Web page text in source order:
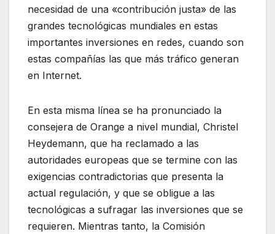
necesidad de una «contribución justa» de las
grandes tecnológicas mundiales en estas
importantes inversiones en redes, cuando son
estas compañías las que más tráfico generan
en Internet.
En esta misma línea se ha pronunciado la
consejera de Orange a nivel mundial, Christel
Heydemann, que ha reclamado a las
autoridades europeas que se termine con las
exigencias contradictorias que presenta la
actual regulación, y que se obligue a las
tecnológicas a sufragar las inversiones que se
requieren. Mientras tanto, la Comisión